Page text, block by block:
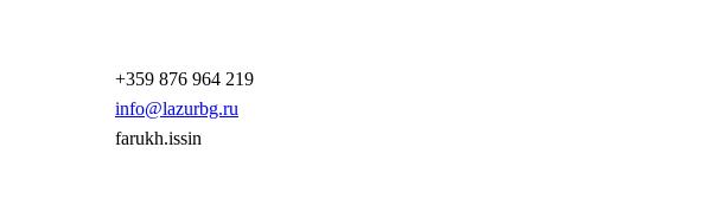
+359 876 964 219
info@lazurbg.ru
farukh.issin